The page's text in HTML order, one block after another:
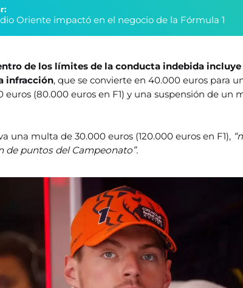
Oriente impactó en el negocio de la Fórmula 1
de los límites de la conducta indebida
infracción, que se convierte en 40.000 euros para
(80.000 euros en F1) y una suspensión de un
una multa de 30.000 euros (120.000 euros en F1),
de puntos del Campeonato”.